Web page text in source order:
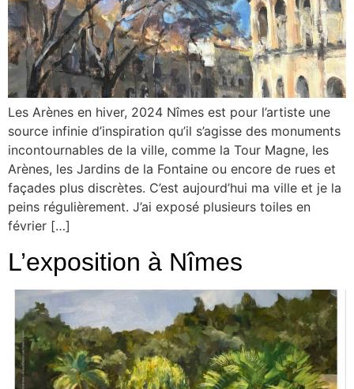
Les Arènes en hiver, 2024 Nîmes est pour l’artiste une
source infinie d’inspiration qu’il s’agisse des monuments
incontournables de la ville, comme la Tour Magne, les
Arènes, les Jardins de la Fontaine ou encore de rues et
façades plus discrètes. C’est aujourd’hui ma ville et je la
peins régulièrement. J’ai exposé plusieurs toiles en
février […]
L’exposition à Nîmes